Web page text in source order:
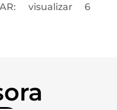
visualizar 6